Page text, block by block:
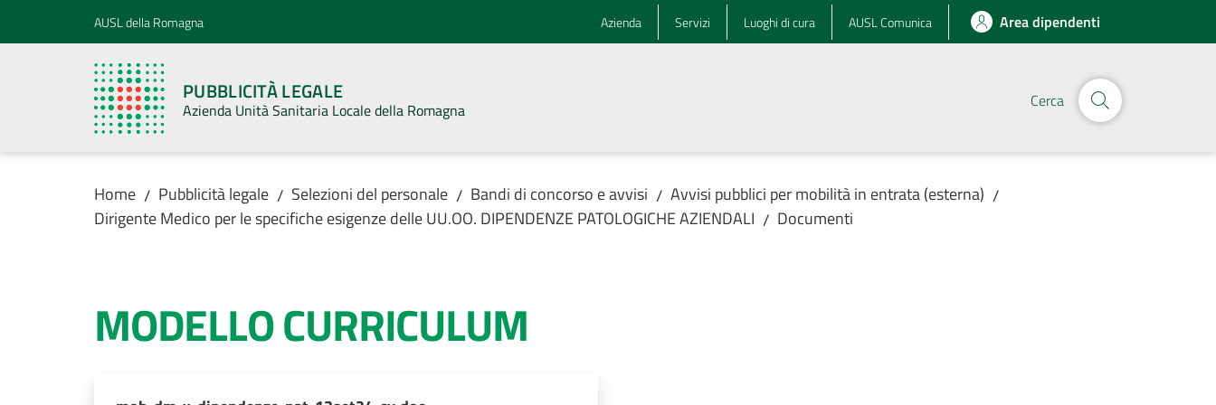
Vai al contenuto
Vai alla navigazioneAUSL della Romagna Azienda Servizi Luoghi di cura AUSL Comunica Area dipendenti
PUBBLICITÀ LEGALE
Azienda Unità Sanitaria Locale della Romagna Cerca
Home / Pubblicità legale / Selezioni del personale / Bandi di concorso e avvisi / Avvisi pubblici per mobilità in entrata (esterna) /
Dirigente Medico per le specifiche esigenze delle UU.OO. DIPENDENZE PATOLOGICHE AZIENDALI / Documenti
MODELLO CURRICULUM